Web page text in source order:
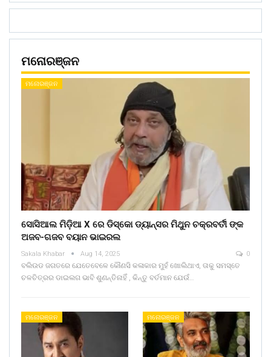
ମନୋରଞ୍ଜନ
ମନୋରଞ୍ଜନ
ସୋସିଆଲ ମିଡ଼ିଆ X ରେ ଡିସ୍କୋ ଡ୍ୟାନ୍ସର ମିଥୁନ ଚକ୍ରବର୍ତୀ ଙ୍କ
ଅଜବ-ଗଜବ ବୟାନ ଭାଇରଲ
Sakala Khabar Aug 14, 2025 0
ବଲିଉଡ ଜଗତରେ ଯେତେବେଳେ କୌଣସି କଳାକାର ମୁହଁ ଖୋଲିଥାଏ, ତାକୁ ସମସ୍ତେ
ଚଳଚିତ୍ରର ଡାଇଲଗ ଭାବି ଶୁଣନ୍ତିନାହିଁ , କିନ୍ତୁ ବର୍ତମାନ ଯେଉଁ…
ମନୋରଞ୍ଜନ ମନୋରଞ୍ଜନ